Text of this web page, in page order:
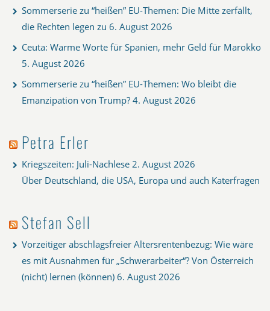
Sommerserie zu “heißen” EU-Themen: Die Mitte zerfällt,
die Rechten legen zu 6. August 2026
Ceuta: Warme Worte für Spanien, mehr Geld für Marokko
5. August 2026
Sommerserie zu “heißen” EU-Themen: Wo bleibt die
Emanzipation von Trump? 4. August 2026
Petra Erler
Kriegszeiten: Juli-Nachlese 2. August 2026
Über Deutschland, die USA, Europa und auch Katerfragen
Stefan Sell
Vorzeitiger abschlagsfreier Altersrentenbezug: Wie wäre
es mit Ausnahmen für „Schwerarbeiter“? Von Österreich
(nicht) lernen (können) 6. August 2026